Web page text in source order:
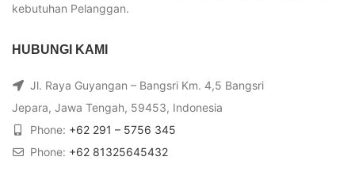
kebutuhan Pelanggan.
HUBUNGI KAMI
Jl. Raya Guyangan – Bangsri Km. 4,5 Bangsri
Jepara, Jawa Tengah, 59453, Indonesia
Phone: +62 291 – 5756 345
Phone: +62 81325645432